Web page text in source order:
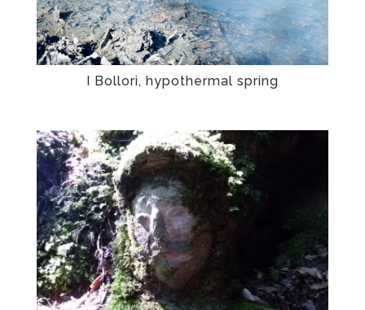
I Bollori, hypothermal spring